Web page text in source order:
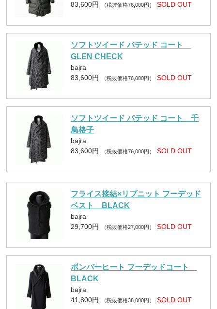
83,600円
（税抜価格76,000円） SOLD OUT
ソフトツイード パテッド コート
GLEN CHECK
bajra
83,600円
（税抜価格76,000円） SOLD OUT
ソフトツイード パテッド コート 千
鳥格子
bajra
83,600円
（税抜価格76,000円） SOLD OUT
フライス接結×リブニット フーデッド
ベスト BLACK
bajra
29,700円
（税抜価格27,000円） SOLD OUT
ボンバーヒート フーデッドコート
BLACK
bajra
41,800円
（税抜価格38,000円） SOLD OUT